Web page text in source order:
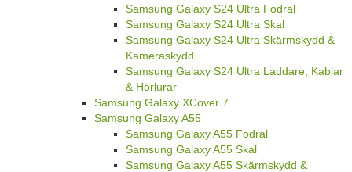
Samsung Galaxy S24 Ultra Fodral
Samsung Galaxy S24 Ultra Skal
Samsung Galaxy S24 Ultra Skärmskydd &
Kameraskydd
Samsung Galaxy S24 Ultra Laddare, Kablar
& Hörlurar
Samsung Galaxy XCover 7
Samsung Galaxy A55
Samsung Galaxy A55 Fodral
Samsung Galaxy A55 Skal
Samsung Galaxy A55 Skärmskydd &